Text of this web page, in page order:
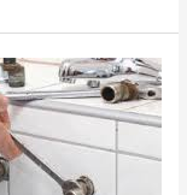
الحفاظ
على
أساسات
وجدران